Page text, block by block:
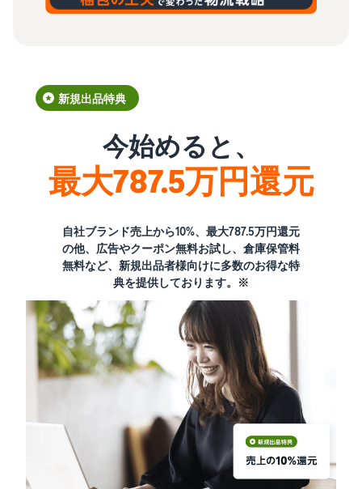
新規出品特典
今始めると、
最大787.5万円還元
自社ブランド売上から10%、最大787.5万円還元
の他、広告やクーポン無料お試し、倉庫保管料
無料など、新規出品者様向けに多数のお得な特
典を提供しております。※